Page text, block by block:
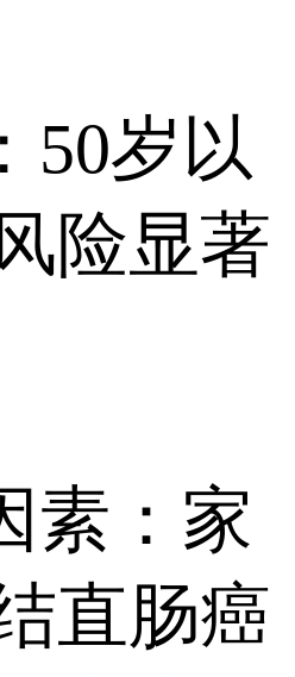
50岁以
险显著
素：家
直肠癌